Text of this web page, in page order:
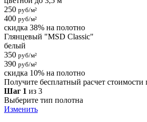
250 руб/м²
400 руб/м²
скидка 38% на полотно
Глянцевый "MSD Classic"
белый
350 руб/м²
390 руб/м²
скидка 10% на полотно
Получите бесплатный расчет стоимости
Шаг 1 из 3
Выберите тип полотна
Изменить